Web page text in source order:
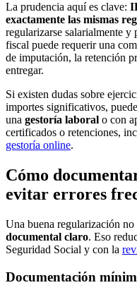
La prudencia aquí es clave:
exactamente las mismas
regularizarse salarialmente y
fiscal puede requerir una
de imputación, la retención
entregar.
Si existen dudas sobre
importes significativos,
una gestoría laboral o con
certificados o retenciones,
gestoría online.
Cómo
evitar errores
Una buena regularización
documental claro. Eso
Seguridad Social y con la
Documentación